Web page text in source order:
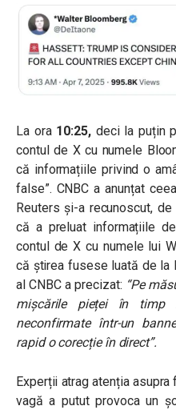
La ora 10:25,deci la puțin
contul de X cu numele
că informațiile privind o
false”. CNBC a anunțat
Reuters și-a recunoscut,
că a preluat informațiile
contul de X cu numele lui
că știrea fusese luată de la
al CNBC a precizat: “Pe
mișcările pieței în timp
neconfirmate într-un
rapid o corecție în direct”.
Experții atrag atenția
vagă a putut provoca un